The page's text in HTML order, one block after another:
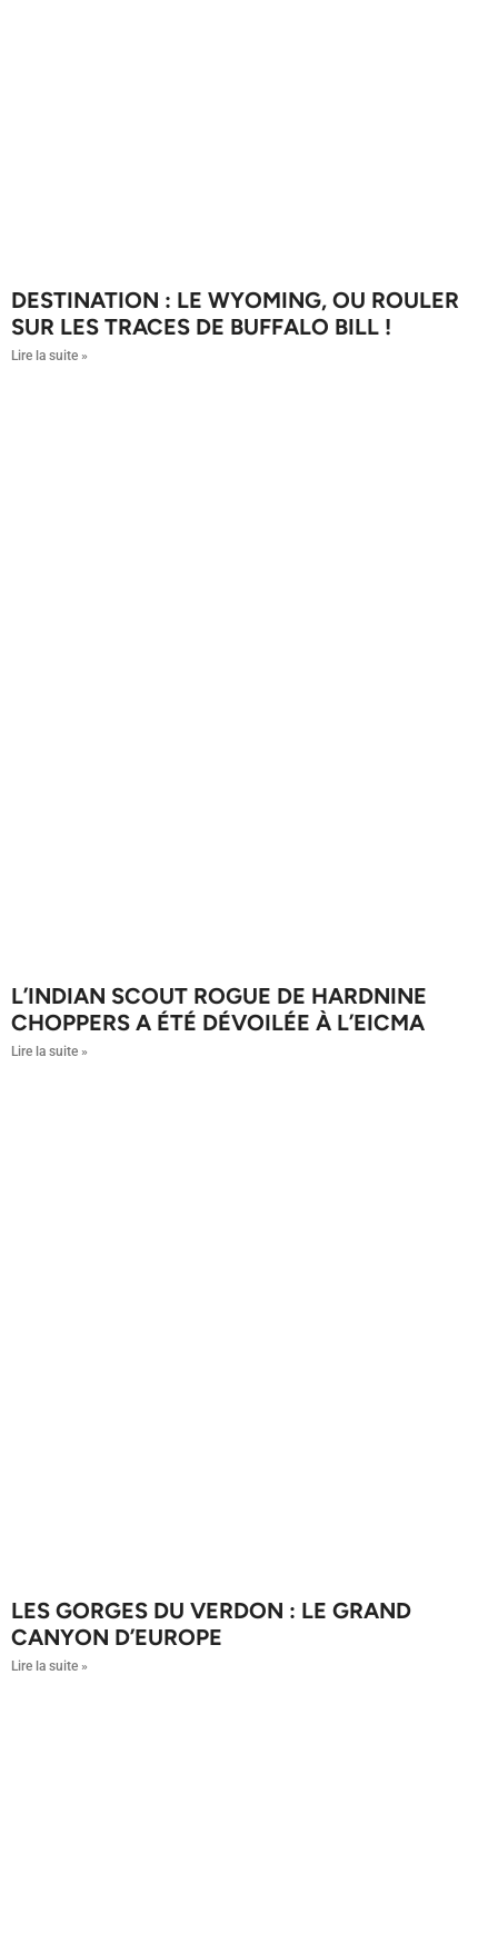
DESTINATION : LE WYOMING, OU ROULER
SUR LES TRACES DE BUFFALO BILL !
Lire la suite »
L’INDIAN SCOUT ROGUE DE HARDNINE
CHOPPERS A ÉTÉ DÉVOILÉE À L’EICMA
Lire la suite »
LES GORGES DU VERDON : LE GRAND
CANYON D’EUROPE
Lire la suite »